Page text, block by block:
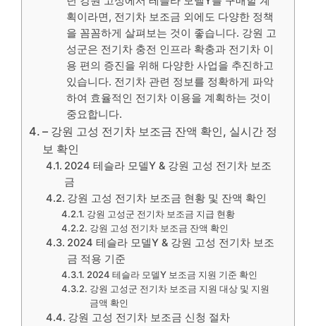
획이라면, 전기차 보조금 외에도 다양한 정책
을 꼼꼼하게 살펴보는 것이 좋습니다. 강원 고
성군은 전기차 충전 인프라 확충과 전기차 이
용 편의 증진을 위해 다양한 사업을 추진하고
있습니다. 전기차 관련 정보를 정확하게 파악
하여 효율적인 전기차 이용을 계획하는 것이
중요합니다.
– 강원 고성 전기차 보조금 잔액 확인, 실시간 정
보 확인
2024 테슬라 모델Y & 강원 고성 전기차 보조
금
강원 고성 전기차 보조금 현황 및 잔액 확인
강원 고성군 전기차 보조금 지급 현황
강원 고성 전기차 보조금 잔액 확인
2024 테슬라 모델Y & 강원 고성 전기차 보조
금 적용 기준
2024 테슬라 모델Y 보조금 지원 기준 확인
강원 고성군 전기차 보조금 지원 대상 및 지원
금액 확인
강원 고성 전기차 보조금 신청 절차